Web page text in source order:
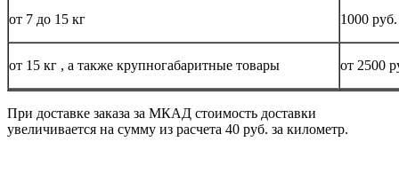
от 7 до 15 кг 1000 руб.
от 15 кг , а также крупногабаритные товары от 2500
При доставке заказа за МКАД стоимость доставки
увеличивается на сумму из расчета 40 руб. за километр.